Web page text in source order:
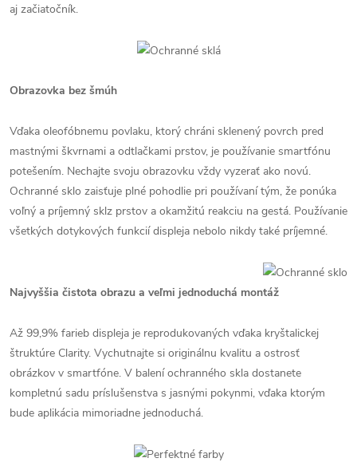
aj začiatočník.
Obrazovka bez šmúh
Vďaka oleofóbnemu povlaku, ktorý chráni sklenený povrch pred
mastnými škvrnami a odtlačkami prstov, je používanie smartfónu
potešením. Nechajte svoju obrazovku vždy vyzerať ako novú.
Ochranné sklo zaisťuje plné pohodlie pri používaní tým, že ponúka
voľný a príjemný sklz prstov a okamžitú reakciu na gestá. Používanie
všetkých dotykových funkcií displeja nebolo nikdy také príjemné.
Najvyššia čistota obrazu a veľmi jednoduchá montáž
Až 99,9% farieb displeja je reprodukovaných vďaka kryštalickej
štruktúre Clarity. Vychutnajte si originálnu kvalitu a ostrosť
obrázkov v smartfóne. V balení ochranného skla dostanete
kompletnú sadu príslušenstva s jasnými pokynmi, vďaka ktorým
bude aplikácia mimoriadne jednoduchá.